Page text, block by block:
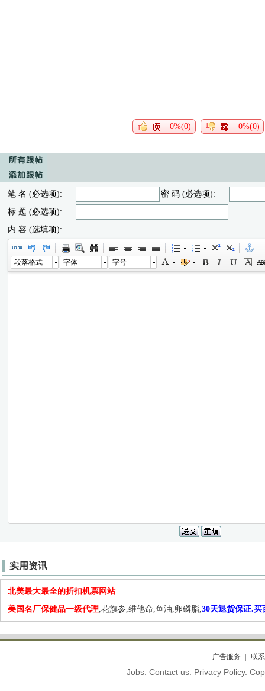
0%(0) 0%(0)
笔 名 (必选项):
密 码 (必选项):
标 题 (必选项):
内 容 (选填项):
段落格式 字体 字号
实用资讯
北美最大最全的折扣机票网站
美国名厂保健品一级代理,花旗参,维他命,鱼油,卵磷脂,30天退货保证.买
广告服务 联
Jobs. Contact us. Privacy Policy.